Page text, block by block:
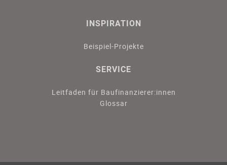
INSPIRATION
Beispiel-Projekte
SERVICE
Leitfaden für Baufinanzierer:innen
Glossar